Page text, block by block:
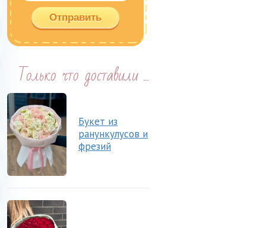
Только что доставили ...
Букет из
ранункулусов и
фрезий